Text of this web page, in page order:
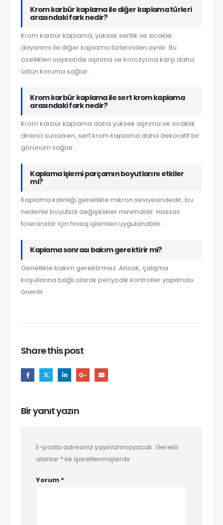
Krom karbür kaplama ile diğer kaplama türleri
arasındaki fark nedir?
Krom karbür kaplama, yüksek sertlik ve sıcaklık
dayanımı ile diğer kaplama türlerinden ayrılır. Bu
özellikleri sayesinde aşınma ve korozyona karşı daha
üstün koruma sağlar.
Krom karbür kaplama ile sert krom kaplama
arasındaki fark nedir?
Krom karbür kaplama daha yüksek aşınma ve sıcaklık
direnci sunarken, sert krom kaplama daha dekoratif bir
görünüm sağlar.
Kaplama işlemi parçamın boyutlarını etkiler
mi?
Kaplama kalınlığı genellikle mikron seviyesindedir, bu
nedenle boyutsal değişiklikler minimaldir. Hassas
toleranslar için finisaj işlemleri uygulanabilir.
Kaplama sonrası bakım gerektirir mi?
Genellikle bakım gerektirmez. Ancak, çalışma
koşullarına bağlı olarak periyodik kontroller yapılması
önerilir.
Share this post
Bir yanıt yazın
E-posta adresiniz yayınlanmayacak. Gerekli
alanlar *ile işaretlenmişlerdir
Yorum *